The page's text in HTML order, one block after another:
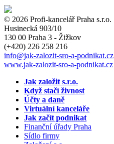
© 2026 Profi-kancelář Praha s.r.o.
Husinecká 903/10
130 00 Praha 3 - Žižkov
(+420) 226 258 216
info@jak-zalozit-sro-a-podnikat.cz
www.jak-zalozit-sro-a-podnikat.cz
Jak založit s.r.o.
Když stačí živnost
Účty a daně
Virtuální kanceláře
Jak začít podnikat
Finanční úřady Praha
Sídlo firmy